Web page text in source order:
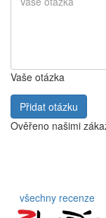
Vaše otázka
Přidat otázku
Ověřeno našimi
všechny recenze